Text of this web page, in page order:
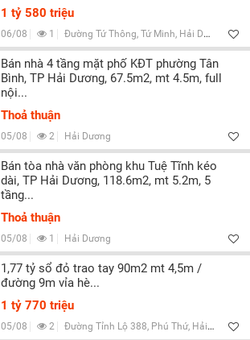
1 tỷ 580 triệu
06/08 1 Đường Tứ Thông, Tứ Minh, Hải Dương
Bán nhà 4 tầng mặt phố KĐT phường Tân
Bình, TP Hải Dương, 67.5m2, mt 4.5m, full
nội...
Thoả thuận
05/08 2 Hải Dương
Bán tòa nhà văn phòng khu Tuệ Tĩnh kéo
dài, TP Hải Dương, 118.6m2, mt 5.2m, 5
tầng...
Thoả thuận
05/08 1 Hải Dương
1,77 tỷ sổ đỏ trao tay 90m2 mt 4,5m /
đường 9m vỉa hè...
1 tỷ 770 triệu
05/08 2 Đường Tỉnh Lộ 388, Phú Thứ, Hải Dương